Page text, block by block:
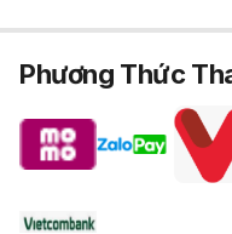
Phương Thức